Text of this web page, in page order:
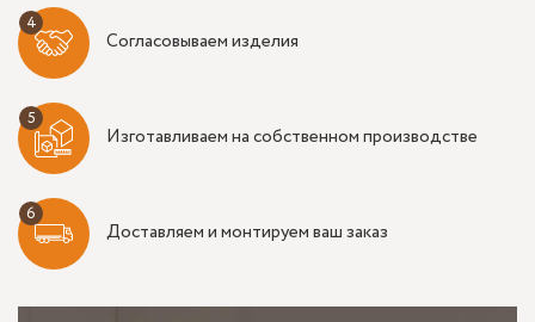
Согласовываем изделия
Изготавливаем на собственном производстве
Доставляем и монтируем ваш заказ